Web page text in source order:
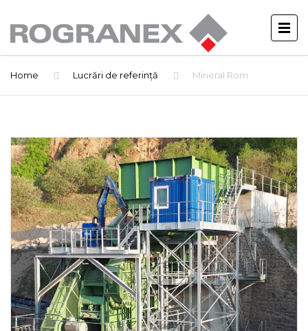
Home Lucrări de referință Mineral Rom